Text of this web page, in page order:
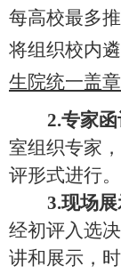
每高校最多
将组织校内遴
生院统一盖
2.专家
室组织专家
评形式进行。
3.现场
经初评入选
讲和展示，